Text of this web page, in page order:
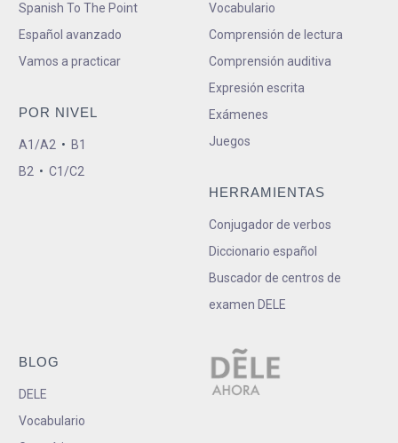
Spanish To The Point
Español avanzado
Vamos a practicar
POR NIVEL
A1/A2 • B1
B2 • C1/C2
Vocabulario
Comprensión de lectura
Comprensión auditiva
Expresión escrita
Exámenes
Juegos
HERRAMIENTAS
Conjugador de verbos
Diccionario español
Buscador de centros de
examen DELE
BLOG
DELE
Vocabulario